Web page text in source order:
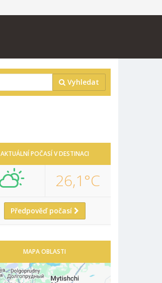
Vyhledat
AKTUÁLNÍ POČASÍ V DESTINACI
26,1°C
Předpověď počasí
MAPA OBLASTI